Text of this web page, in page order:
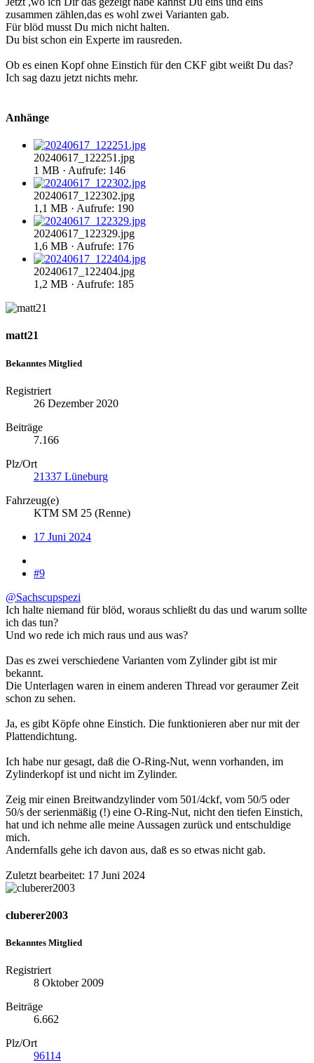
zusammen zählen,das es wohl zwei Varianten gab.
Für blöd musst Du mich nicht halten.
Du bist schon ein Experte im rausreden.
Ob es einen Kopf ohne Einstich für den CKF gibt weißt Du das?
Ich sag dazu jetzt nichts mehr.
Anhänge
20240617_122251.jpg
1 MB · Aufrufe: 146
20240617_122302.jpg
1,1 MB · Aufrufe: 190
20240617_122329.jpg
1,6 MB · Aufrufe: 176
20240617_122404.jpg
1,2 MB · Aufrufe: 185
matt21
Bekanntes Mitglied
Registriert
26 Dezember 2020
Beiträge
7.166
Plz/Ort
21337 Lüneburg
Fahrzeug(e)
KTM SM 25 (Renne)
17 Juni 2024
#9
@Sachscupspezi
Ich halte niemand für blöd, woraus schließt du das und warum sollte
ich das tun?
Und wo rede ich mich raus und aus was?
Das es zwei verschiedene Varianten vom Zylinder gibt ist mir
bekannt.
Die Unterlagen waren in einem anderen Thread vor geraumer Zeit
schon zu sehen.
Ja, es gibt Köpfe ohne Einstich. Die funktionieren aber nur mit der
Plattendichtung.
Ich habe nur gesagt, daß die O-Ring-Nut, wenn vorhanden, im
Zylinderkopf ist und nicht im Zylinder.
Zeig mir einen Breitwandzylinder vom 501/4ckf, vom 50/5 oder
50/s der serienmäßig (!) eine O-Ring-Nut, nicht den tiefen Einstich,
hat und ich nehme alle meine Aussagen zurück und entschuldige
mich.
Andernfalls gehe ich davon aus, daß es so etwas nicht gab.
Zuletzt bearbeitet: 17 Juni 2024
cluberer2003
Bekanntes Mitglied
Registriert
8 Oktober 2009
Beiträge
6.662
Plz/Ort
96114